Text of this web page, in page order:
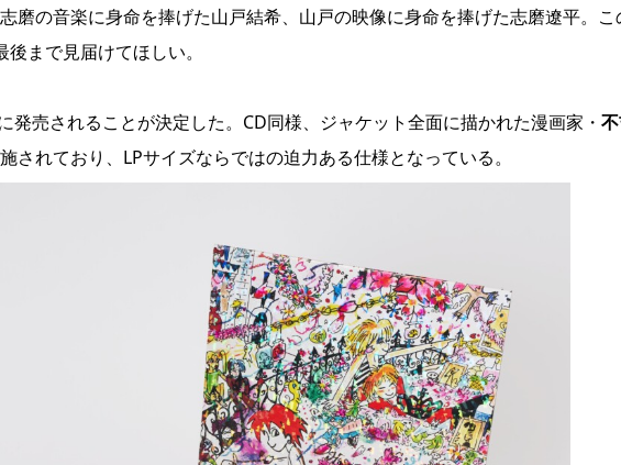
磨の音楽に身命を捧げた山戸結希、山戸の映像に身命を捧げた志磨遼平。こ
まで見届けてほしい。
発売されることが決定した。CD同様、ジャケット全面に描かれた漫画家・
されており、LPサイズならではの迫力ある仕様となっている。